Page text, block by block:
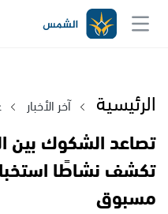
الرئيسية آخر الأخبار
تصاعد الشكوك بين
تكشف نشاطًا
مسبوق